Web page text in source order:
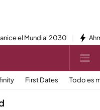
el Mundial 2030
First Dates Todo es